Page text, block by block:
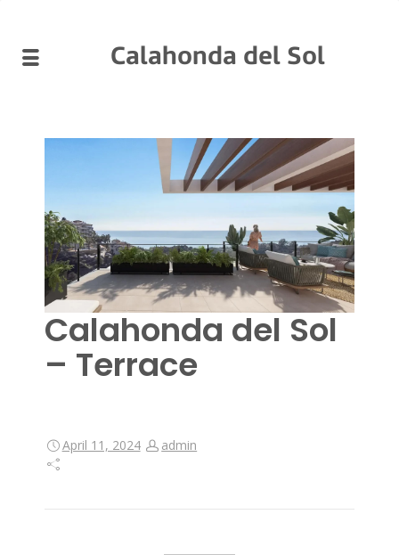
Calahonda del Sol
Calahonda del Sol
– Terrace
April 11, 2024 admin